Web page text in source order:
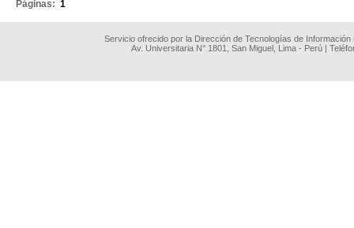
Páginas: 1
Servicio ofrecido por la Dirección de Tecnologías de
Av. Universitaria N° 1801, San Miguel, Lima - Perú |